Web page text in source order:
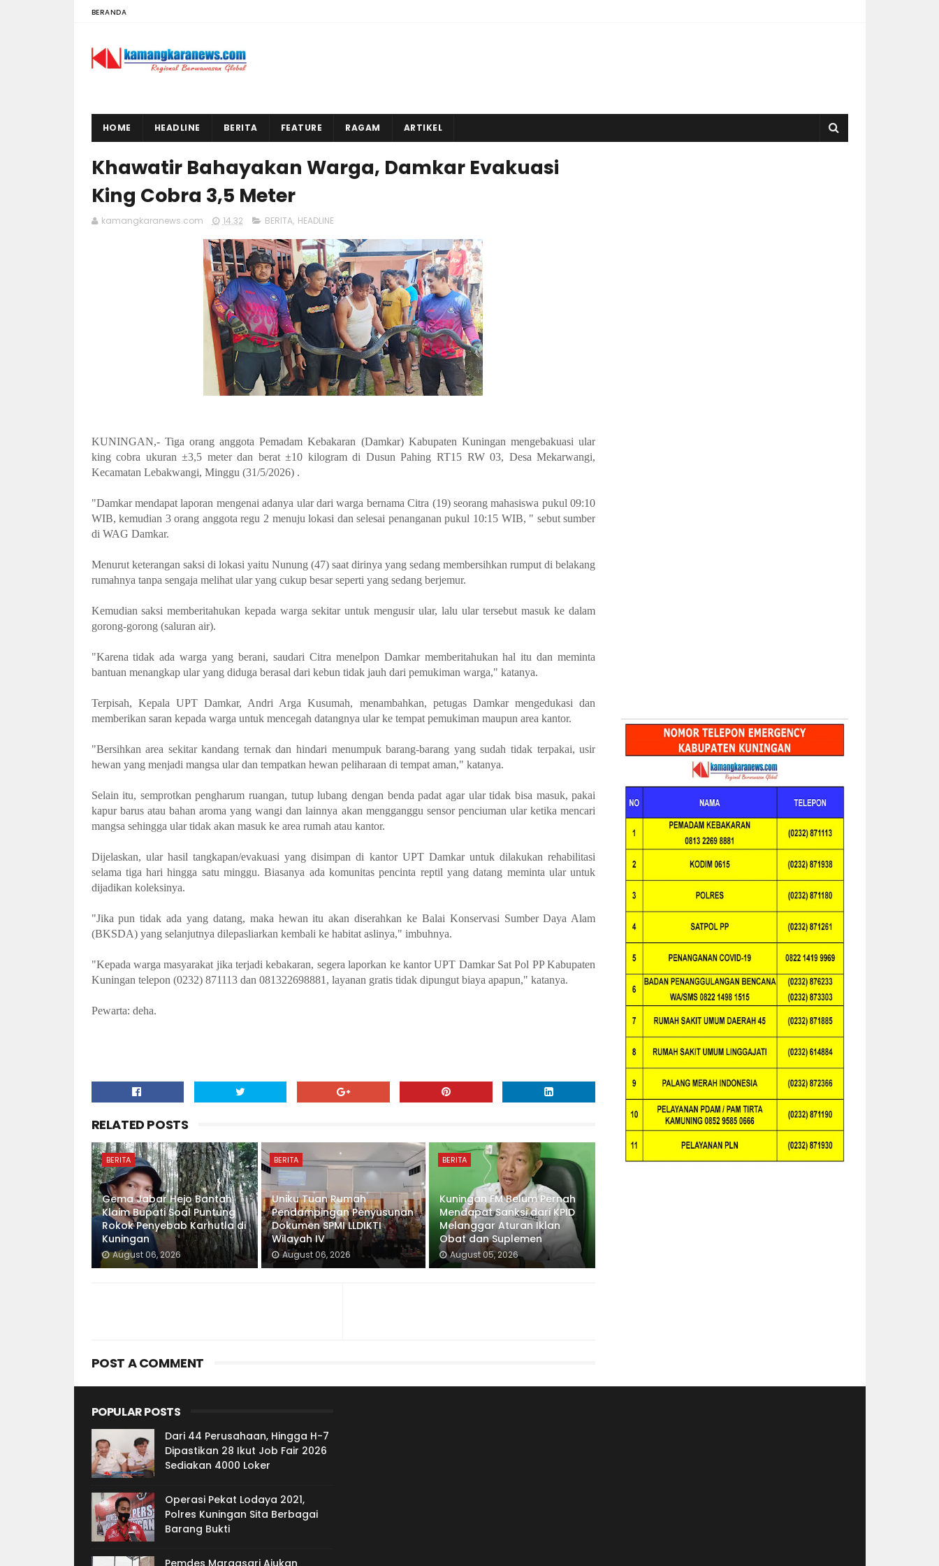
BERANDA
HOME HEADLINE BERITA FEATURE RAGAM ARTIKEL
Khawatir Bahayakan Warga, Damkar Evakuasi
King Cobra 3,5 Meter
kamangkaranews.com 14.32 BERITA, HEADLINE
KUNINGAN,- Tiga orang anggota Pemadam Kebakaran (Damkar) Kabupaten Kuningan mengebakuasi ular
king cobra ukuran ±3,5 meter dan berat ±10 kilogram di Dusun Pahing RT15 RW 03, Desa Mekarwangi,
Kecamatan Lebakwangi, Minggu (31/5/2026) .
"Damkar mendapat laporan mengenai adanya ular dari warga bernama Citra (19) seorang mahasiswa pukul 09:10
WIB, kemudian 3 orang anggota regu 2 menuju lokasi dan selesai penanganan pukul 10:15 WIB, " sebut sumber
di WAG Damkar.
Menurut keterangan saksi di lokasi yaitu Nunung (47) saat dirinya yang sedang membersihkan rumput di belakang
rumahnya tanpa sengaja melihat ular yang cukup besar seperti yang sedang berjemur.
Kemudian saksi memberitahukan kepada warga sekitar untuk mengusir ular, lalu ular tersebut masuk ke dalam
gorong-gorong (saluran air).
"Karena tidak ada warga yang berani, saudari Citra menelpon Damkar memberitahukan hal itu dan meminta
bantuan menangkap ular yang diduga berasal dari kebun tidak jauh dari pemukiman warga," katanya.
Terpisah, Kepala UPT Damkar, Andri Arga Kusumah, menambahkan, petugas Damkar mengedukasi dan
memberikan saran kepada warga untuk mencegah datangnya ular ke tempat pemukiman maupun area kantor.
"Bersihkan area sekitar kandang ternak dan hindari menumpuk barang-barang yang sudah tidak terpakai, usir
hewan yang menjadi mangsa ular dan tempatkan hewan peliharaan di tempat aman," katanya.
Selain itu, semprotkan pengharum ruangan, tutup lubang dengan benda padat agar ular tidak bisa masuk, pakai
kapur barus atau bahan aroma yang wangi dan lainnya akan mengganggu sensor penciuman ular ketika mencari
mangsa sehingga ular tidak akan masuk ke area rumah atau kantor.
Dijelaskan, ular hasil tangkapan/evakuasi yang disimpan di kantor UPT Damkar untuk dilakukan rehabilitasi
selama tiga hari hingga satu minggu. Biasanya ada komunitas pencinta reptil yang datang meminta ular untuk
dijadikan koleksinya.
"Jika pun tidak ada yang datang, maka hewan itu akan diserahkan ke Balai Konservasi Sumber Daya Alam
(BKSDA) yang selanjutnya dilepasliarkan kembali ke habitat aslinya," imbuhnya.
"Kepada warga masyarakat jika terjadi kebakaran, segera laporkan ke kantor UPT Damkar Sat Pol PP Kabupaten
Kuningan telepon (0232) 871113 dan 081322698881, layanan gratis tidak dipungut biaya apapun," katanya.
Pewarta: deha.
RELATED POSTS
BERITA
Gema Jabar Hejo Bantah
Klaim Bupati Soal Puntung
Rokok Penyebab Karhutla di
Kuningan
August 06, 2026
BERITA
Uniku Tuan Rumah
Pendampingan Penyusunan
Dokumen SPMI LLDIKTI
Wilayah IV
August 06, 2026
BERITA
Kuningan FM Belum Pernah
Mendapat Sanksi dari KPID
Melanggar Aturan Iklan
Obat dan Suplemen
August 05, 2026
POST A COMMENT
POPULAR POSTS
Dari 44 Perusahaan, Hingga H-7
Dipastikan 28 Ikut Job Fair 2026
Sediakan 4000 Loker
Operasi Pekat Lodaya 2021,
Polres Kuningan Sita Berbagai
Barang Bukti
Pemdes Margasari Ajukan